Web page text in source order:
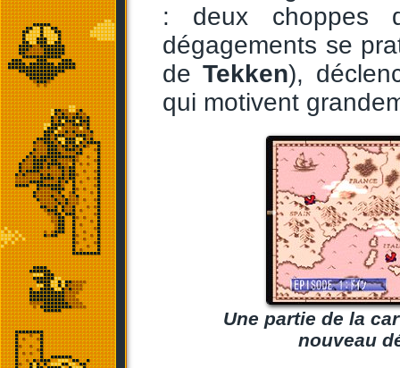
: deux choppes
dégagements se
deTekken),
qui motivent
Une partie de la
nouveau